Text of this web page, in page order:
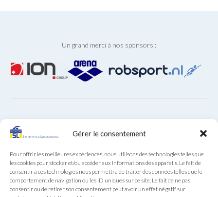
Gérer le consentement
Pour offrir les meilleures expériences, nous utilisons des technologies telles que
les cookies pour stocker et/ou accéder aux informations des appareils. Le fait de
consentir à ces technologies nous permettra de traiter des données telles que le
comportement de navigation ou les ID uniques sur ce site. Le fait de ne pas
consentir ou de retirer son consentement peut avoir un effet négatif sur
Un grand merci à nos sponsors :
ARCHIVES